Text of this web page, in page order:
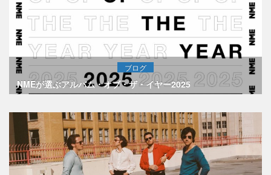
ブログ
NMEが選ぶアルバム・オブ・ザ・イヤー2025